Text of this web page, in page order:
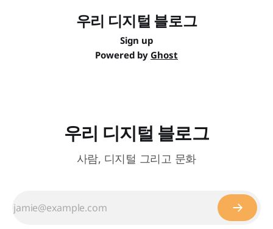
우리 디지털 블로그
Sign up
Powered by Ghost
우리 디지털 블로그
사람, 디지털 그리고 문화